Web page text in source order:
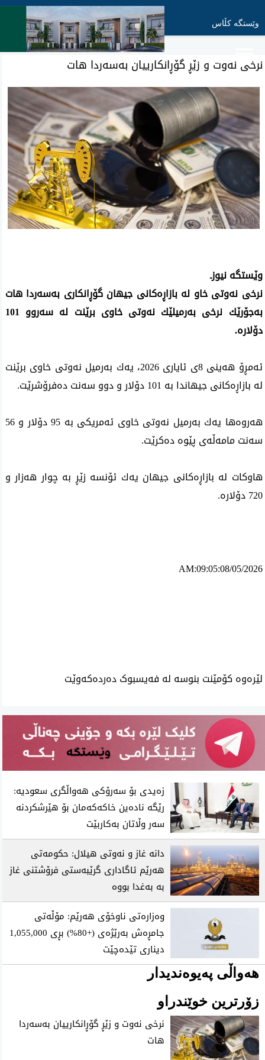
وێستگە کڵاس
نرخی نه‌وت و زێڕ گۆڕانكارییان به‌سه‌ردا هات
‌وێستگه‌ نیوزـ
نرخی نه‌وتی خاو له‌ بازاڕه‌كانی جیهان گۆڕانكاری به‌سه‌ردا هات
به‌جۆرێك نرخی‌ به‌رمیلێك نه‌وتی‌ خاوی‌ برێنت له‌ سه‌روو 101
دۆلاره‌.
ئه‌مڕۆ هه‌ینی 8ی‌ ئایاری‌ 2026، یه‌ك به‌رمیل نه‌وتی خاوی برێنت
له‌ بازاڕه‌كانی‌ جیهاندا به‌ 101 دۆلار و دوو سه‌نت ده‌فرۆشرێت.
هه‌روه‌ها یه‌ك به‌رمیل نه‌وتی خاوی ئه‌مریكی به‌ 95 دۆلار و 56
سه‌نت مامه‌ڵه‌ی‌ پێوه‌ ده‌كرێت.
هاوكات له‌ بازاڕه‌كانی‌ جیهان یه‌ك ئۆنسه‌ زێڕ به‌ چوار هه‌زار و
720 دۆلاره‌.
AM:09:05:08/05/2026
لێرەوە کۆمێنت بنوسە لە فەیسبوک دەردەکەوێت
زەیدی بۆ سەرۆکی هەواڵگری سعودیە:
رێگە نادەین خاکەکەمان بۆ هێرشکردنە
سەر وڵاتان بەکاربێت
دانە غاز و نەوتی هیلال: حکومەتی
هەرێم ئاگاداری گرێبەستی فرۆشتنی غاز
بە بەغدا بووە
وەزارەتی ناوخۆی هەرێم: مۆڵەتی
جامڕەش بەرێژەی (+80%) بڕی 1,055,000
دیناری تێدەچێت
هەواڵی پەیوەندیدار
زۆرترین خوێندراو
نرخی نه‌وت و زێڕ گۆڕانكارییان به‌سه‌ردا
هات